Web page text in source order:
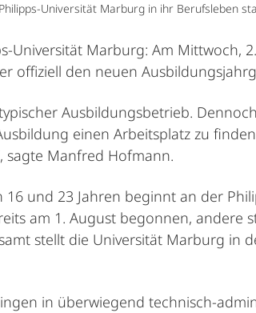
Universität Marburg in ihr Berufsleben
Universität Marburg: Am Mittwoch,
offiziell den neuen
Ausbildungsbetrieb.
einen Arbeitsplatz zu
sagte Manfred Hofmann.
und 23 Jahren beginnt an der
am 1. August begonnen, andere
stellt die Universität Marburg in
in überwiegend technisch-